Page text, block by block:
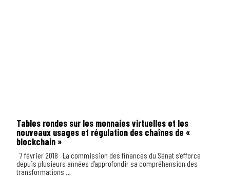
Tables rondes sur les monnaies virtuelles et les
nouveaux usages et régulation des chaînes de «
blockchain »
7 février 2018 La commission des finances du Sénat s’efforce
depuis plusieurs années d’approfondir sa compréhension des
transformations …